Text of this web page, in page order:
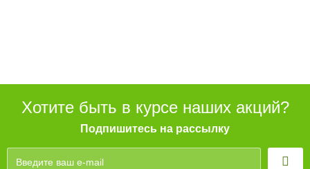
Хотите быть в курсе наших акций?
Подпишитесь на рассылку